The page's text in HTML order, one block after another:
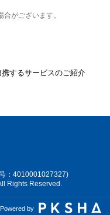
がございます。
するサービスのご紹介
：4010001027327)
Rights Reserved.
Powered by